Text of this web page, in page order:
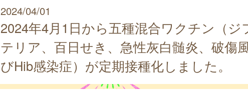
2024/04/01
2024年4月1日から五種混合ワクチン（ジ
テリア、百日せき、急性灰白髄炎、破傷
びHib感染症）が定期接種化しました。